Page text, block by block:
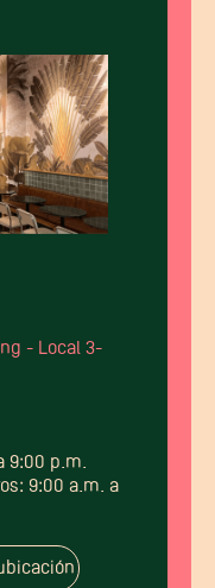
- Local 3-
9:00 p.m.
9:00 a.m. a